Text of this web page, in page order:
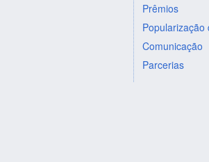
Prêmios
Popularização
Comunicação
Parcerias